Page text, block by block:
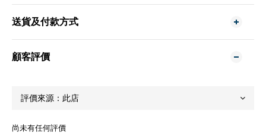
送貨及付款方式
顧客評價
尚未有任何評價